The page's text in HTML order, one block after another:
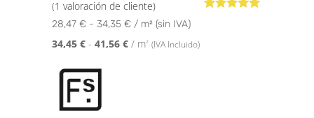
(1 valoración de cliente)
28,47 € - 34,35 € / m² (sin IVA)
34,45 € - 41,56 € / m2 (IVA Incluido)